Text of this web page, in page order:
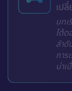
เป
บท
โต้ต
ลำดั
การ
น่าเ